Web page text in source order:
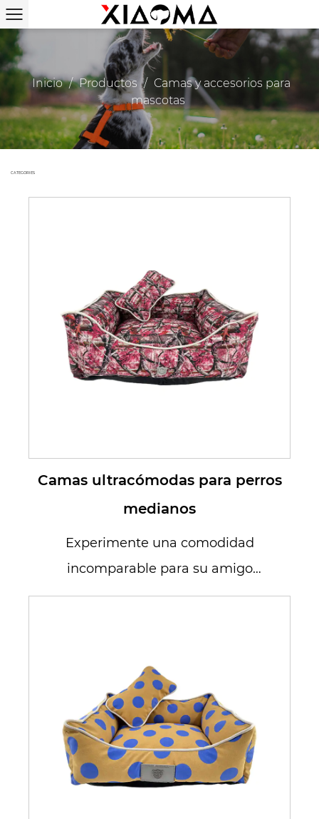
Inicio / Productos / Camas y accesorios para
mascotas
CATEGORIES
Camas ultracómodas para perros
medianos
Experimente una comodidad
incomparable para su amigo
peludo de tamaño mediano con